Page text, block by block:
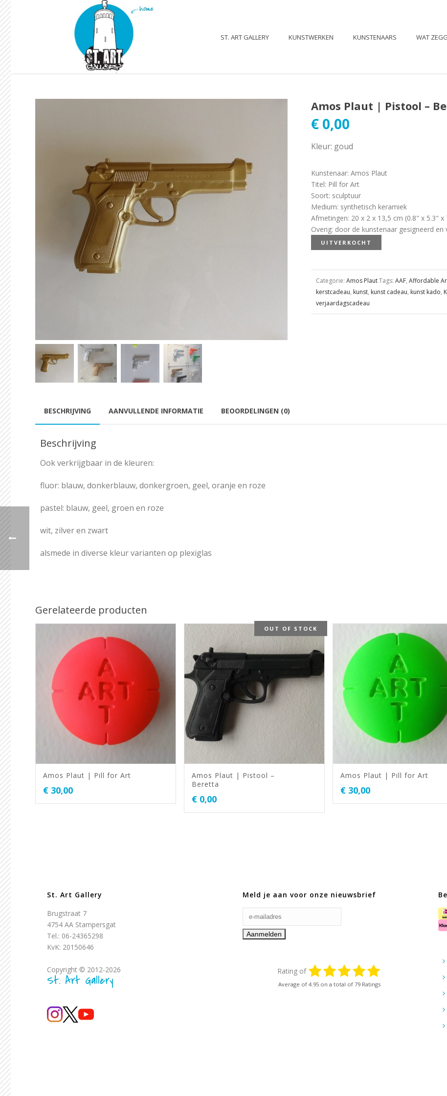
ST. ART GALLERY KUNSTWERKEN KUNSTENAARS WAT
Amos Plaut | Pistool –
€ 0,00
Kleur: goud
Kunstenaar: Amos Plaut
Titel: Pill for Art
Soort: sculptuur
Medium: synthetisch keramiek
Afmetingen: 20 x 2 x 13,5 cm (0.8" x 5.3" x
Overig: door de kunstenaar gesigneerd en
UITVERKOCHT
Categorie: Amos PlautTags: AAF, Affordable
kerstcadeau, kunst, kunst cadeau, kunst kado,
verjaardagscadeau
BESCHRIJVING AANVULLENDE INFORMATIE BEOORDELINGEN (0)
Beschrijving
Ook verkrijgbaar in de kleuren:
fluor: blauw, donkerblauw, donkergroen, geel, oranje en roze
pastel: blauw, geel, groen en roze
wit, zilver en zwart
alsmede in diverse kleur varianten op plexiglas
Gerelateerde producten
Amos Plaut | Pill for Art
€ 30,00
OUT OF STOCK
Amos Plaut | Pistool –
Beretta
€ 0,00
Amos Plaut | Pill for Art
€ 30,00
St. Art Gallery
Brugstraat 7
4754 AA Stampersgat
Tel.: 06-24365298
KvK: 20150646
Copyright © 2012-2026
St. Art Gallery
Meld je aan voor onze nieuwsbrief
Rating of
Average of 4.95on a total of 79 Ratings